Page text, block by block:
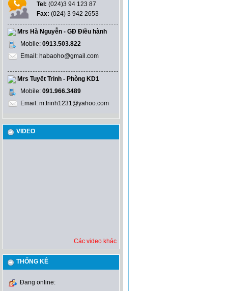
Tel: (024)3 94 123 87
Fax: (024) 3 942 2653
Mrs Hà Nguyễn - GĐ Điều hành
Mobile: 0913.503.822
Email: habaoho@gmail.com
Mrs Tuyết Trinh - Phòng KD1
Mobile: 091.966.3489
Email: m.trinh1231@yahoo.com
VIDEO
Các video khác
THỐNG KÊ
Đang online: